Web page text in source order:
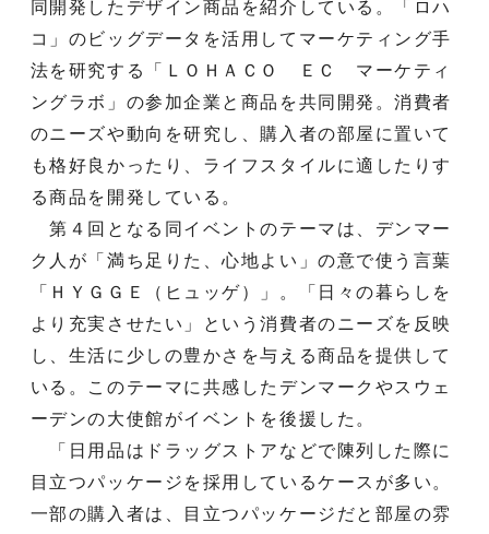
同開発したデザイン商品を紹介している。「ロハ
コ」のビッグデータを活用してマーケティング手
法を研究する「ＬＯＨＡＣＯ ＥＣ マーケティ
ングラボ」の参加企業と商品を共同開発。消費者
のニーズや動向を研究し、購入者の部屋に置いて
も格好良かったり、ライフスタイルに適したりす
る商品を開発している。
第４回となる同イベントのテーマは、デンマー
ク人が「満ち足りた、心地よい」の意で使う言葉
「ＨＹＧＧＥ（ヒュッゲ）」。「日々の暮らしを
より充実させたい」という消費者のニーズを反映
し、生活に少しの豊かさを与える商品を提供して
いる。このテーマに共感したデンマークやスウェ
ーデンの大使館がイベントを後援した。
「日用品はドラッグストアなどで陳列した際に
目立つパッケージを採用しているケースが多い。
一部の購入者は、目立つパッケージだと部屋の雰